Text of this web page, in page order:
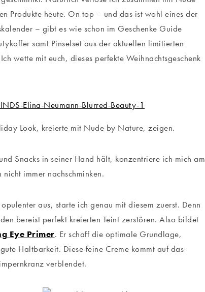
Produkte heute. On top – und das ist wohl eines der
– gibt es wie schon im Geschenke Guide
samt Pinselset aus der aktuellen limitierten
wette mit euch, dieses perfekte Weihnachtsgeschenk
Look, kreierte mit Nude by Nature, zeigen.
Snacks in seiner Hand hält, konzentriere ich mich am
immer nachschminken.
aus, starte ich genau mit diesem zuerst. Denn
bereist perfekt kreierten Teint zerstören. Also bildet
Eye Primer. Er schaff die optimale Grundlage,
Haltbarkeit. Diese feine Creme kommt auf das
verblendet.